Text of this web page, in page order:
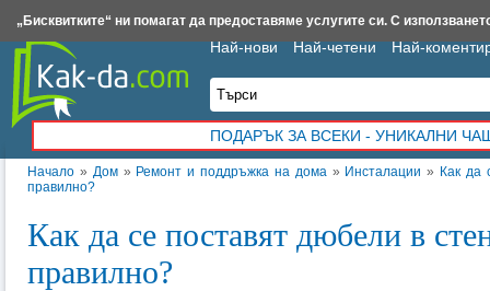
Начало » Дом» Ремонт и поддръжка на дома» Инсталации » Как да
правилно?
Как да се поставят дюбели в
правилно?
Най-нови Най-четени Най-
ПОДАРЪК ЗА ВСЕКИ - УНИКАЛНИ
Insert.bg Framar.bg Kak-da.com Iztochnik.com BauBau.bg NewAge.bg
„Бисквитките“ ни помагат да предоставяме услугите си. С